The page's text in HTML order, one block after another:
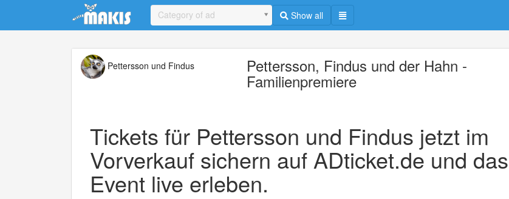
Update cookies preferences
Category of ad Show all
Pettersson und Findus Pettersson, Findus und der Hahn -
Familienpremiere
Tickets für Pettersson und Findus jetzt im
Vorverkauf sichern auf ADticket.de und das
Event live erleben.